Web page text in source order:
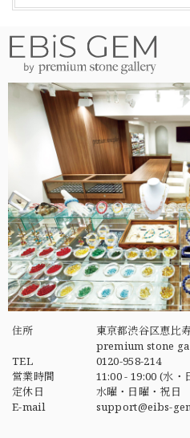
住所
東京都渋谷区恵比
premium stone
TEL
0120-958-214
営業時間
11:00 - 19:00 (水・
定休日
水曜・日曜・祝日
E-mail
support@eibs-